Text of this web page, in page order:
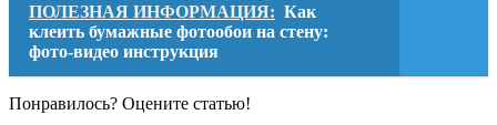
ПОЛЕЗНАЯ ИНФОРМАЦИЯ: Как
клеить бумажные фотообои на стену:
фото-видео инструкция
Понравилось? Оцените статью!